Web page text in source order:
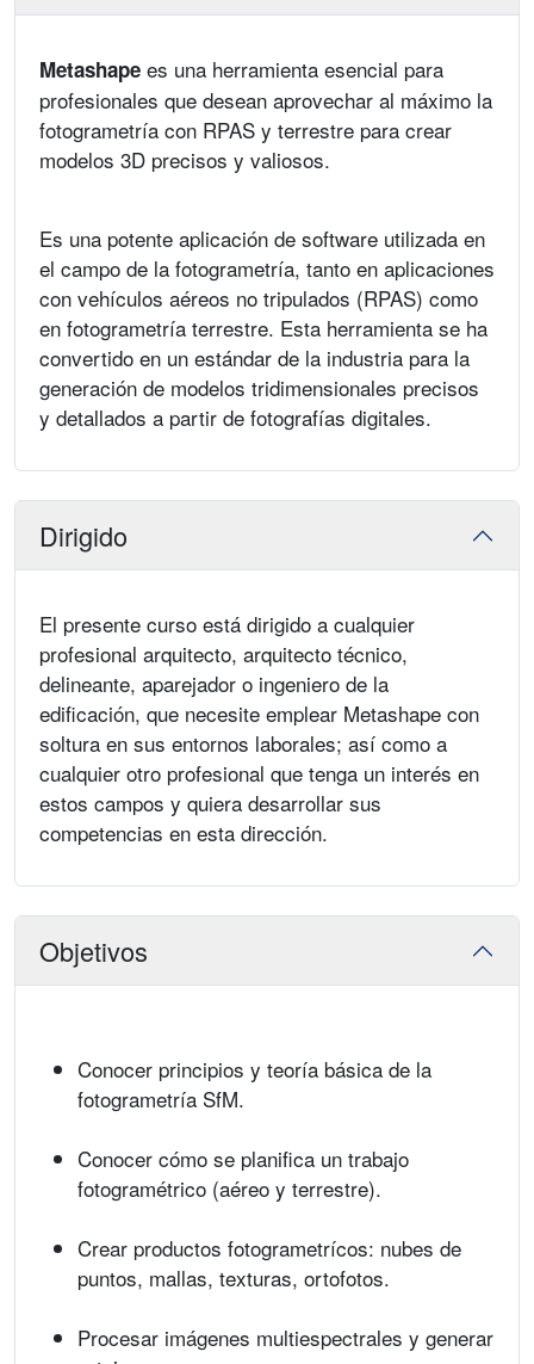
Metashape es una herramienta esencial para
profesionales que desean aprovechar al máximo la
fotogrametría con RPAS y terrestre para crear
modelos 3D precisos y valiosos.
Es una potente aplicación de software utilizada en
el campo de la fotogrametría, tanto en aplicaciones
con vehículos aéreos no tripulados (RPAS) como
en fotogrametría terrestre. Esta herramienta se ha
convertido en un estándar de la industria para la
generación de modelos tridimensionales precisos
y detallados a partir de fotografías digitales.
Dirigido
El presente curso está dirigido a cualquier
profesional arquitecto, arquitecto técnico,
delineante, aparejador o ingeniero de la
edificación, que necesite emplear Metashape con
soltura en sus entornos laborales; así como a
cualquier otro profesional que tenga un interés en
estos campos y quiera desarrollar sus
competencias en esta dirección.
Objetivos
Conocer principios y teoría básica de la
fotogrametría SfM.
Conocer cómo se planifica un trabajo
fotogramétrico (aéreo y terrestre).
Crear productos fotogrametrícos: nubes de
puntos, mallas, texturas, ortofotos.
Procesar imágenes multiespectrales y generar